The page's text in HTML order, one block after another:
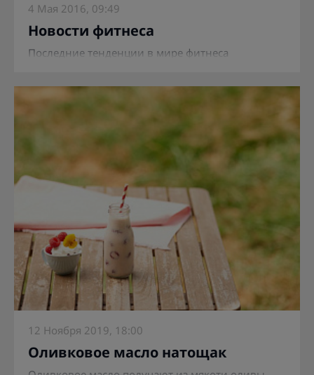
4 Мая 2016, 09:49
Новости фитнеса
Последние тенденции в мире фитнеса
12 Ноября 2019, 18:00
Оливковое масло натощак